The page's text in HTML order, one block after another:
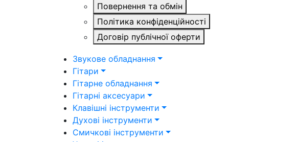
Повернення та обмін
Політика конфіденційності
Договір публічної оферти
Звукове обладнання
Гітари
Гітарне обладнання
Гітарні аксесуари
Клавішні інструменти
Духові інструменти
Смичкові інструменти